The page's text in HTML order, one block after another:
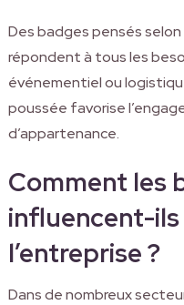
Des badges pensés
répondent à tous les
événementiel ou
poussée favorise
d’appartenance.
Comment les
influencent-
l’entreprise ?
Dans de nombreux